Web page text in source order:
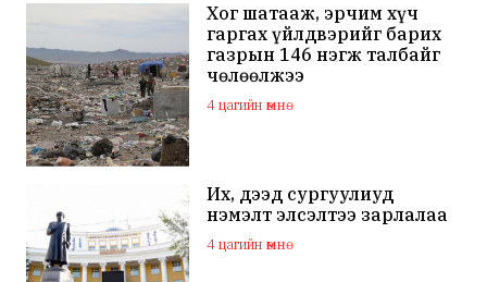
Хог шатааж, эрчим хүч
гаргах үйлдвэрийг барих
газрын 146 нэгж талбайг
чөлөөлжээ
4 цагийн өмнө
Их, дээд сургуулиуд
нэмэлт элсэлтээ зарлалаа
4 цагийн өмнө